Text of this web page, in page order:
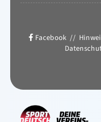
Facebook //